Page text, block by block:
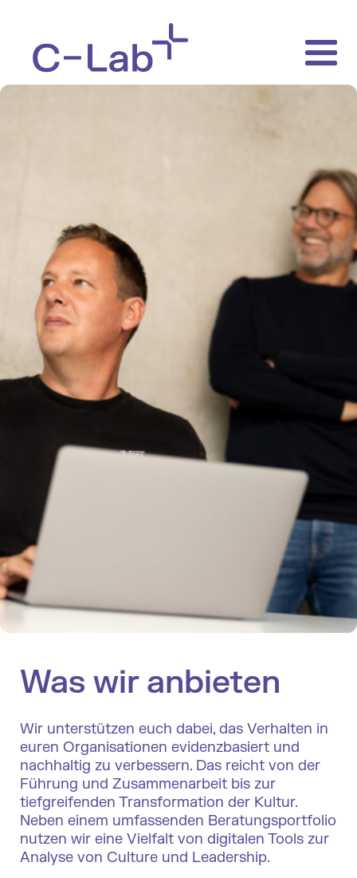
Was wir anbieten
Wir unterstützen euch dabei, das Verhalten in
euren Organisationen evidenzbasiert und
nachhaltig zu verbessern. Das reicht von der
Führung und Zusammenarbeit bis zur
tiefgreifenden Transformation der Kultur.
Neben einem umfassenden Beratungsportfolio
nutzen wir eine Vielfalt von digitalen Tools zur
Analyse von Culture und Leadership.